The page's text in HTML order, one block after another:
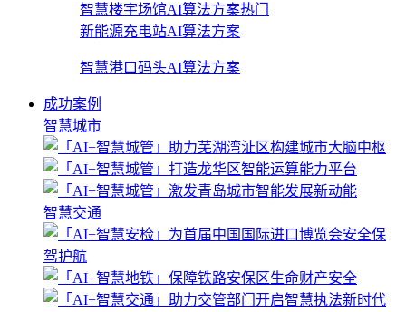
智慧楼宇场馆AI算法方案热门
新能源充电站AI算法方案
智慧港口码头AI算法方案
成功案例
智慧城市
智慧交通